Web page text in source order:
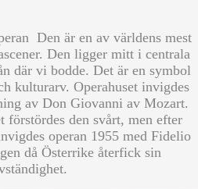
Den är en av världens mest
Den ligger mitt i centrala
där vi bodde. Det är en symbol
kulturarv. Operahuset invigdes
av Don Giovanni av Mozart.
förstördes den svårt, men efter
operan 1955 med Fidelio
då Österrike återfick sin